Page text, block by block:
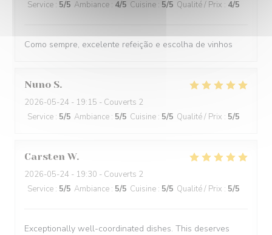
Service : 5/5 Ambiance : 4/5 Cuisine : 5/5 Qualité / Prix : 4/5
Como sempre, excelente refeição e escolha de vinhos
Nuno S
2026-05-24 - 19:15 - Couverts 2
Service : 5/5 Ambiance : 5/5 Cuisine : 5/5 Qualité / Prix : 5/5
Carsten W
2026-05-24 - 19:30 - Couverts 2
Service : 5/5 Ambiance : 5/5 Cuisine : 5/5 Qualité / Prix : 5/5
Exceptionally well-coordinated dishes. This deserves